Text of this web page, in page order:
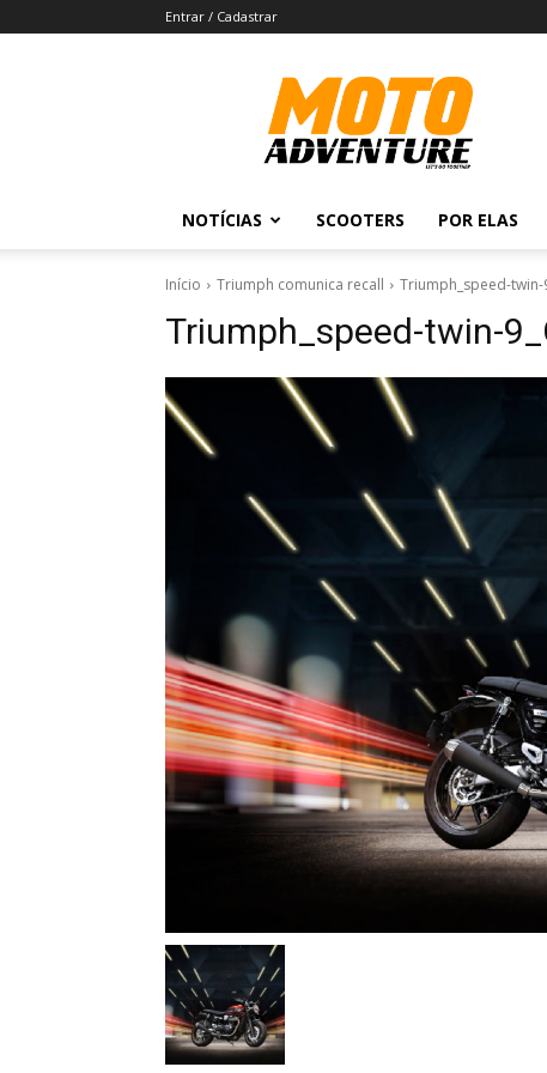
Entrar / Cadastrar
Revista
Moto
Adventure
NOTÍCIAS SCOOTERS POR ELAS
Início Triumph comunica recall Triumph_speed-
Triumph_speed-twin-